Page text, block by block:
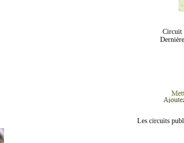
Circuit
Les circuits